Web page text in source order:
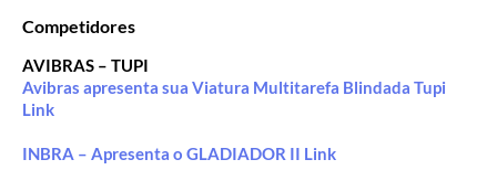
Competidores
AVIBRAS – TUPI
Avibras apresenta sua Viatura Multitarefa Blindada Tupi
Link
INBRA – Apresenta o GLADIADOR II Link